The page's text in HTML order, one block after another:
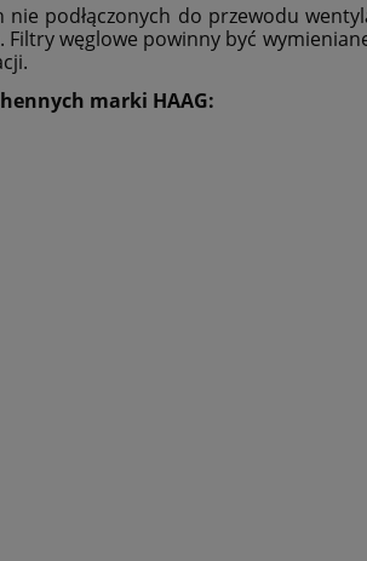
podłączonych do przewodu
węglowe powinny być
marki HAAG: